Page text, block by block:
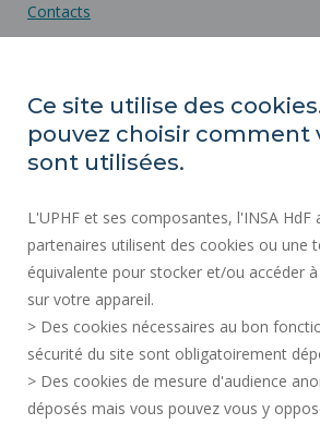
Contacts
ACTES RÉGLEMENTAIRES
MARCHÉS PUBLICS
MENTIONS LÉGALES
ESPACE PRESSE
RECRUTEMENTS
PLAN DU SITE
DONNÉES PERSONNELLES
Ce site utilise des
pouvez choisir comment
sont utilisées.
L'UPHF et ses composantes, l'INSA HdF
partenaires utilisent des cookies ou une
équivalente pour stocker et/ou accéder
sur votre appareil.
> Des cookies nécessaires au bon
sécurité du site sont obligatoirement
> Des cookies de mesure d'audience
déposés mais vous pouvez vous y